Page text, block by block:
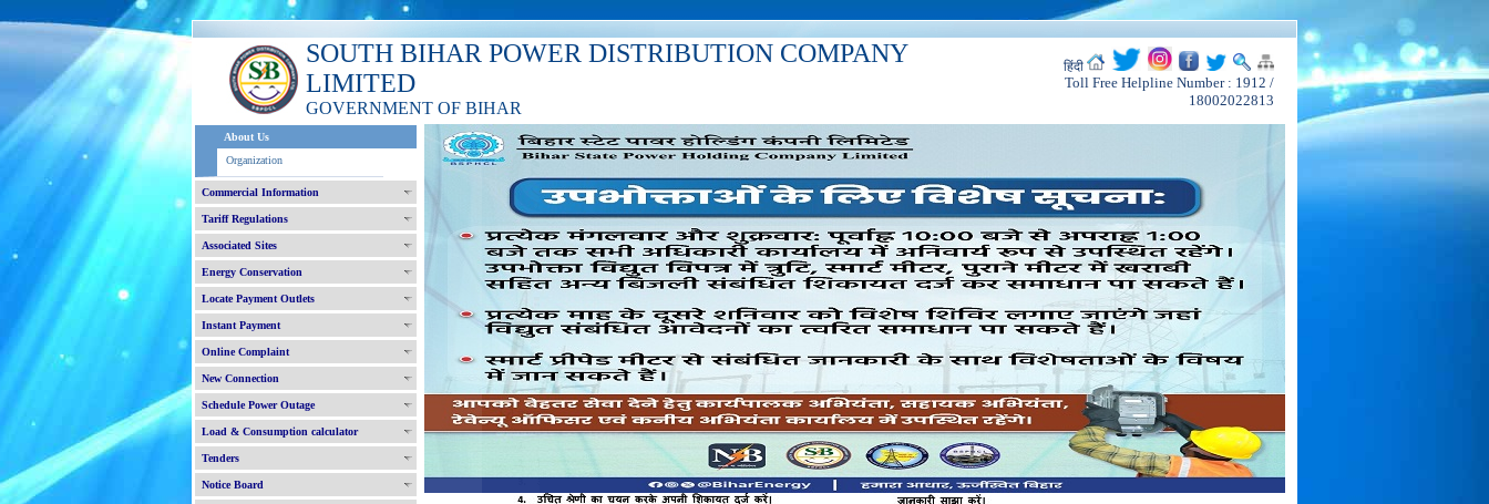
SOUTH BIHAR POWER DISTRIBUTION COMPANY
LIMITED
GOVERNMENT OF BIHAR
हिंदी
Toll Free Helpline Number : 1912 /
18002022813
About Us
Organization
Commercial Information
Tariff Regulations
Associated Sites
Energy Conservation
Locate Payment Outlets
Instant Payment
Online Complaint
New Connection
Schedule Power Outage
Load & Consumption calculator
Tenders
Notice Board